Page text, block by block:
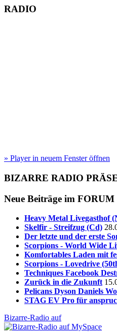
RADIO
» Player in neuem Fenster öffnen
BIZARRE RADIO
Neue Beiträge im FORUM
Heavy Metal Livegasthof
Skelfir - Streifzug (Cd)
Der letzte und der erste
Scorpions - World Wide
Komfortables Laden mit
Scorpions - Lovedrive
Techniques Facebook
Zurück in die Zukunft
Pelicans Dyson Daniels
STAG EV Pro für
Bizarre-Radio auf